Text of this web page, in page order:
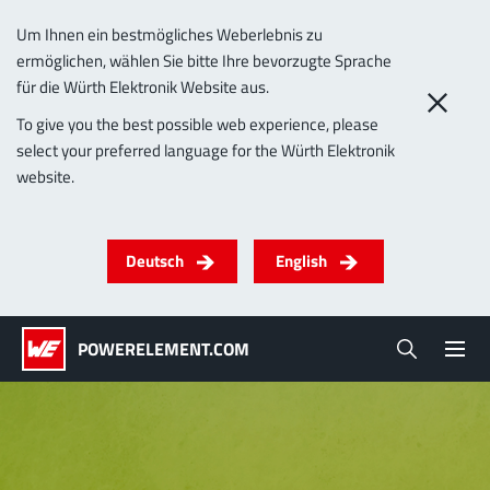
Um Ihnen ein bestmögliches Weberlebnis zu
ermöglichen, wählen Sie bitte Ihre bevorzugte Sprache
für die Würth Elektronik Website aus.
To give you the best possible web experience, please
select your preferred language for the Würth Elektronik
website.
Deutsch English
POWERELEMENT.COM
Produkte
Technologie
Lead-Free
ALLE PRODUKTE
(LF) PowerOne
MPFT, THT, THR, SMT Schrauben
Bis 1000 A
Ideal für vielseitige & individualisierbare